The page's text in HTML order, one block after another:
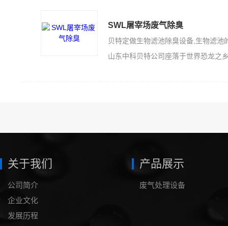
SWL屠宰场废气除臭
山东中科贝特公司座落于世界恐龙之乡的山东诸城，是一家集科技开发、生产
关于我们
公司简介
企业文化
发展历程
产品展示
废气处理设备